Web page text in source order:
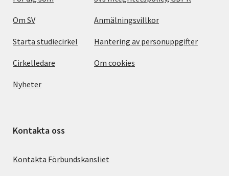
Om SV
Starta studiecirkel
Cirkelledare
Nyheter
Anmälningsvillkor
Hantering av personuppgifter
Om cookies
Kontakta oss
Kontakta Förbundskansliet